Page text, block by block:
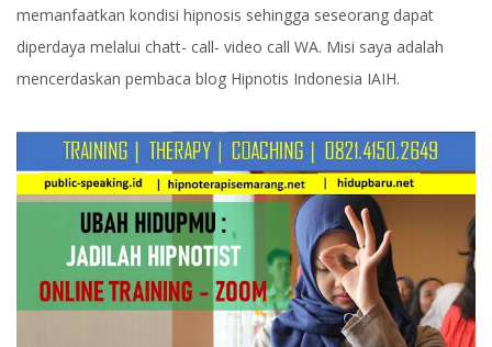
memanfaatkan kondisi hipnosis sehingga seseorang dapat
diperdaya melalui chatt- call- video call WA. Misi saya adalah
mencerdaskan pembaca blog Hipnotis Indonesia IAIH.